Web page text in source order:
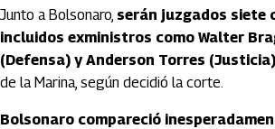
Junto a Bolsonaro, serán juzgados siete
incluidos exministros como Walter
(Defensa) y Anderson Torres (Justicia)
de la Marina, según decidió la corte.
Bolsonaro compareció